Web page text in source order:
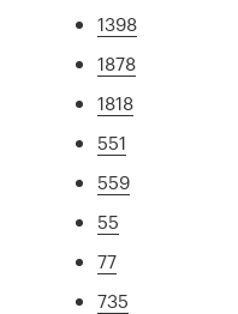
1398
1878
1818
551
559
55
77
735